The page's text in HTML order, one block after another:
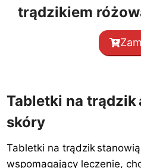
trądzikiem
Tabletki na trądzik
skóry
Tabletki na trądzik
wspomagający leczenie,